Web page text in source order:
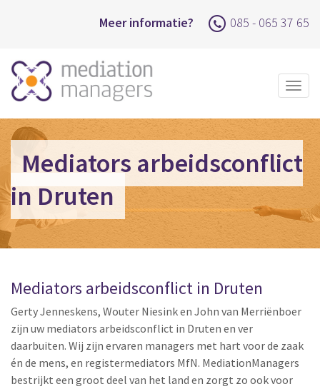
Meer informatie? 085 - 065 37 65
Mediators arbeidsconflict
in Druten
Mediators arbeidsconflict in Druten
Gerty Jenneskens, Wouter Niesink en John van Merriënboer
zijn uw mediators arbeidsconflict in Druten en ver
daarbuiten. Wij zijn ervaren managers met hart voor de zaak
én de mens, en registermediators MfN. MediationManagers
bestrijkt een groot deel van het land en zorgt zo ook voor